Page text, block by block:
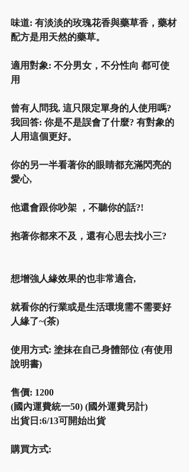
味道: 有淡淡的玫瑰花香與藥草香，藥材
配方是用天然的藥草。
適用對象: 不分男女，不分性向 都可使
用
曾有人問我, 這只限定單身的人使用嗎?
我回答: 你是不是誤會了什麼? 有對象的
人用這個更好。
你的另一半看著你的眼睛都充滿閃亮的
愛心,
他還會跟你吵架 ，不聽你的話?!
抱著你都來不及，還有心思去找小三?
想增強人緣效果的也非常適合,
就看你的行業或是生活環境需不需要好
人緣了~(茶)
使用方式: 塗抹在自己身體部位 (有使用
說明書)
售價: 1200
(國內運費統一50) (國外運費另計)
出貨日:6/13可開始出貨
購買方式: